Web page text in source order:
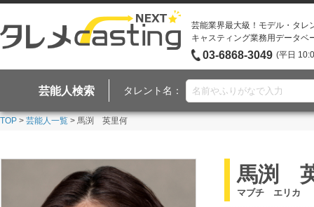
芸能業界最大級！モデル・タレ
キャスティング業務用データベ
03-6868-3049 (平日
芸能人検索 タレント名：
TOP > 芸能人一覧 > 馬渕 英里何
馬渕
マブチ エリカ